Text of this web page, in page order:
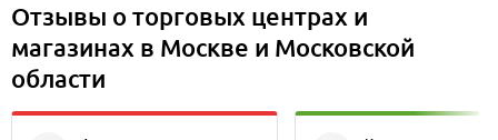
Отзывы о торговых центрах и
магазинах в Москве и Московской
области